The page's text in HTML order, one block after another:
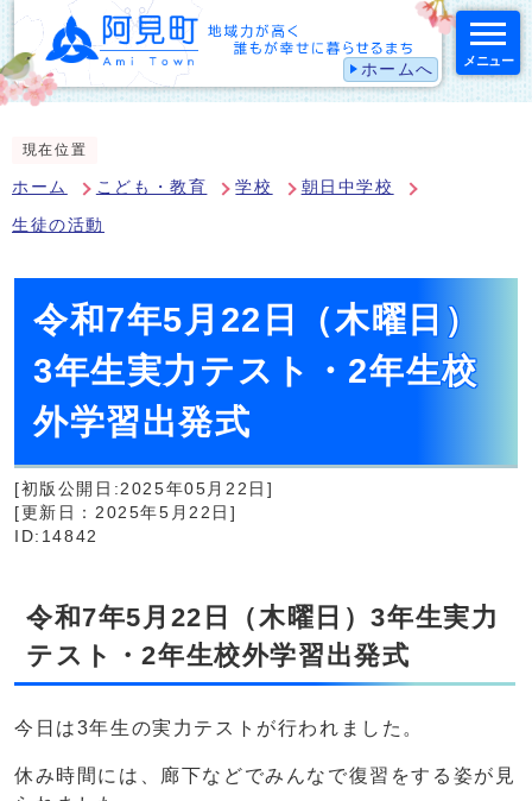
ホームへ メニュー
現在位置
ホーム こども・教育 学校 朝日中学校
生徒の活動
令和7年5月22日（木曜日）
3年生実力テスト・2年生校
外学習出発式
[初版公開日:2025年05月22日]
[更新日：2025年5月22日]
ID:14842
令和7年5月22日（木曜日）3年生実力
テスト・2年生校外学習出発式
今日は3年生の実力テストが行われました。
休み時間には、廊下などでみんなで復習をする姿が見